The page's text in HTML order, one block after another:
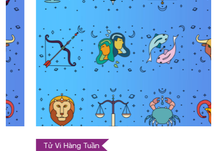
Tử Vi Hàng Tuần